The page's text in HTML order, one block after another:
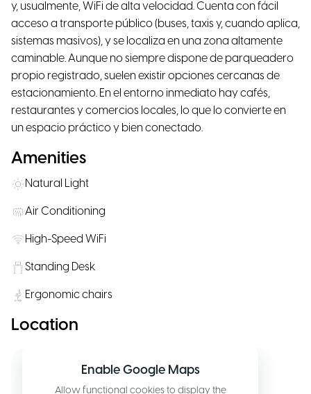
y, usualmente, WiFi de alta velocidad. Cuenta con fácil
acceso a transporte público (buses, taxis y, cuando aplica,
sistemas masivos), y se localiza en una zona altamente
caminable. Aunque no siempre dispone de parqueadero
propio registrado, suelen existir opciones cercanas de
estacionamiento. En el entorno inmediato hay cafés,
restaurantes y comercios locales, lo que lo convierte en
un espacio práctico y bien conectado.
Amenities
Natural Light
Air Conditioning
High-Speed WiFi
Standing Desk
Ergonomic chairs
Location
Enable Google Maps
Allow functional cookies to display the